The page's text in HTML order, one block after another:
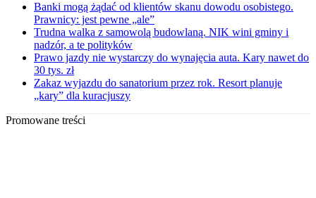
Banki mogą żądać od klientów skanu dowodu osobistego.
Prawnicy: jest pewne „ale”
Trudna walka z samowolą budowlaną. NIK wini gminy i
nadzór, a te polityków
Prawo jazdy nie wystarczy do wynajęcia auta. Kary nawet do
30 tys. zł
Zakaz wyjazdu do sanatorium przez rok. Resort planuje
„kary” dla kuracjuszy
Promowane treści